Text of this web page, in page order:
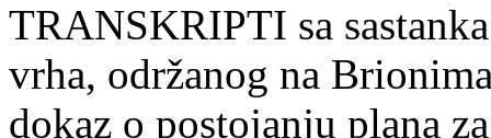
TRANSKRIPTI sa
vrha, održanog na
dokaz o postojanju plana